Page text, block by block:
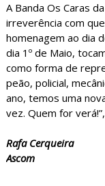
A Banda Os Caras
irreverência com
homenagem ao dia
dia 1º de Maio,
como forma de
peão, policial,
ano, temos uma
vez. Quem for
Rafa Cerqueira
Ascom